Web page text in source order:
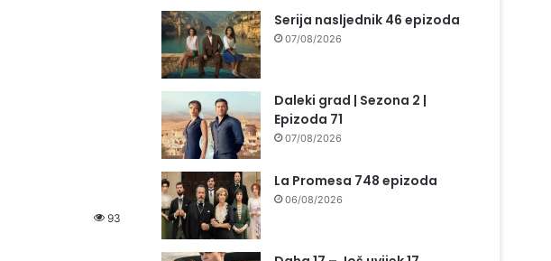
93
Serija nasljednik 46 epizoda
07/08/2026
Daleki grad | Sezona 2 |
Epizoda 71
07/08/2026
La Promesa 748 epizoda
06/08/2026